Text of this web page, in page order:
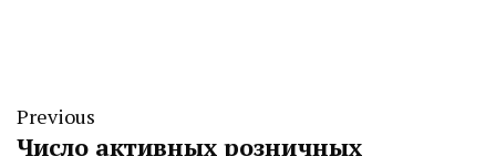
Previous
Число активных розничных